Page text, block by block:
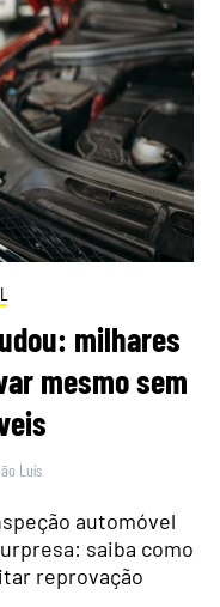
milhares
mesmo sem
Luís
automóvel
saiba como
reprovação